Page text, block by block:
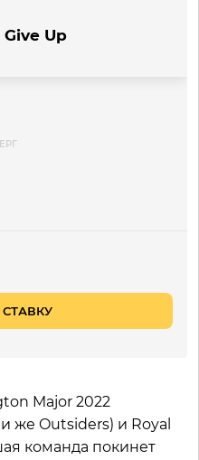
Give Up
Major 2022
же Outsiders) и Royal
команда покинет